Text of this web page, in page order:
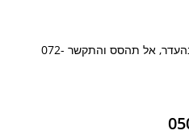
לייעוץ ראשוני ללא התחייבות עם עורך דין תעבורה המתמחה בהגשת בקשות לביטול פסק דין שניתן בהעדר, אל תהסס והתקשר 072-